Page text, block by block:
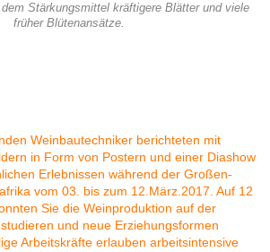
Stärkungsmittel kräftigere Blätter und viele
früher Blütenansätze.